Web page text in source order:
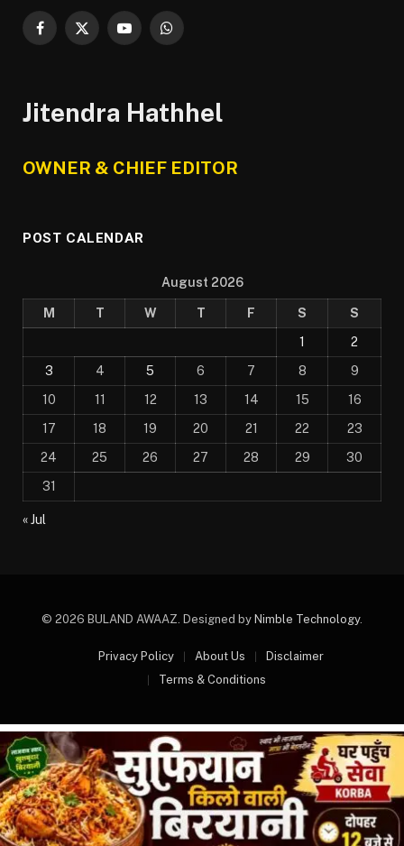
Facebook
X
YouTubeWhatsApp
Jitendra Hathhel
OWNER & CHIEF EDITOR
POST CALENDAR
August 2026
M T W T F S
S
1
2
3
4 5 6 7 8
9
10
11 12 13 14 15
16
17
18 19 20 21 22
23
24
25 26 27 28 29
30
31
« Jul
© 2026 BULAND AWAAZ. Designed by Nimble Technology.
Privacy Policy About Us
Disclaimer
Terms & Conditions